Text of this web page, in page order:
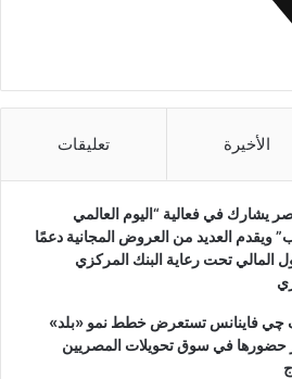
الأخيرة تعليقات
يشارك في فعالية “اليوم العالمي
ويقدم العديد من العروض المجانية دعمًا
المالي تحت رعاية البنك المركزي
چي فاينانس تستعرض خطط نمو «بلد»
حضورها في سوق تحويلات المصريين